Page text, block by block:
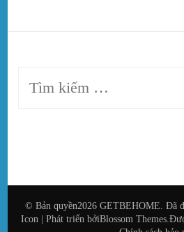
Tìm
© Bản quyền2026 GETBEHOME . Đã
Icon | Phát triển bởiBlossom Themes